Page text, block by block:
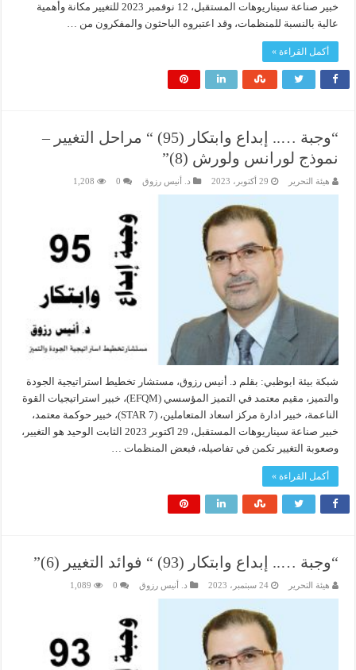
خبير صناعة سيناريوهات المستقبل، 12 نوفمبر 2023 للتغيير مكانة وأهمية
عالية بالنسبة للمنظمات، وقد اعتبروه الباحثون والمفكرون من …
أكمل القراءة »
“وجبة ….. إبداع وابتكار (95) “ مراحل التغيير –
نموذج لورانس ولورش (8)”
هيئة التحرير 29 أكتوبر، 2023 د. أنيس رزوق 0
1,208
شبكة بيئة ابوظبي: بقلم د. أنيس رزوق، مستشار تخطيط استراتيجية الجودة
والتميز، مقيم معتمد في التميز المؤسسي (EFQM)، خبير استراتيجيات القوة
الناعمة، خبير ادارة مركز اسعاد المتعاملين، (7 STAR)، خبير حوكمة معتمد،
خبير صناعة سيناريوهات المستقبل، 29 اكتوبر 2023 الثابت الوحيد هو التغيير،
وصعوبة التغيير تكمن في تفاصيله، فبعض المنظمات …
أكمل القراءة »
“وجبة ….. إبداع وابتكار (93) “ فوائد التغيير (6)”
هيئة التحرير 24 سبتمبر، 2023 د. أنيس رزوق 0
1,089